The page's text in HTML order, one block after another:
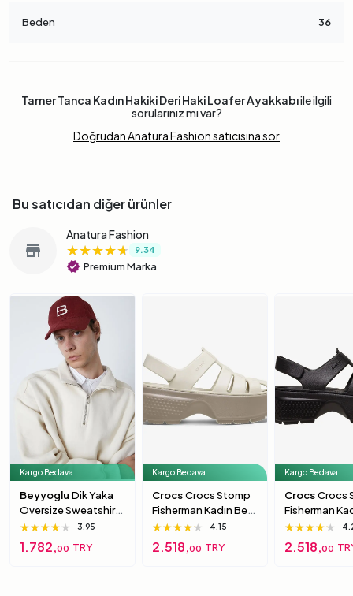
Beden 36
Tamer Tanca Kadın Hakiki Deri Haki Loafer Ayakkabıile ilgili
sorularınız mı var?
Doğrudan Anatura Fashion satıcısına sor
Bu satıcıdan diğer ürünler
store
Anatura Fashion
★★★★★
★★★★★
★★★★★ 9.34
verified Premium Marka
Kargo Bedava
Beyyoglu Dik Yaka
Oversize Sweatshirt
S
★★★★★
★★★★★
★★★★★ 3.95
1.782,00 TRY
Kargo Bedava
CrocsCrocs Stomp
Fisherman Kadın Bej
Sandalet 39-40
★★★★★
★★★★★
★★★★★ 4.15
2.518,00 TRY
Kargo Bedava
CrocsCrocs
Fisherman
Siyah
40
★★★★★
★★★★★
★★★★★
2.518,00